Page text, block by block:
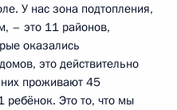
У нас зона подтопления,
– это 11 районов,
оказались
это действительно
проживают 45
ребёнок. Это то, что мы